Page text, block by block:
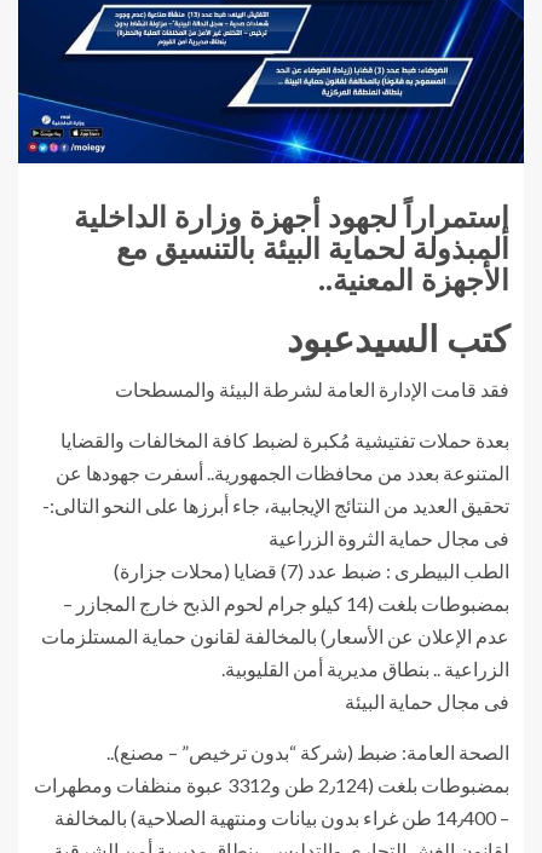
إستمراراً لجهود أجهزة وزارة الداخلية
المبذولة لحماية البيئة بالتنسيق مع
الأجهزة المعنية..
كتب السيدعبود
فقد قامت الإدارة العامة لشرطة البيئة والمسطحات
بعدة حملات تفتيشية مُكبرة لضبط كافة المخالفات والقضايا
المتنوعة بعدد من محافظات الجمهورية.. أسفرت جهودها عن
تحقيق العديد من النتائج الإيجابية، جاء أبرزها على النحو التالى:-
فى مجال حماية الثروة الزراعية
الطب البيطرى : ضبط عدد (7) قضايا (محلات جزارة)
بمضبوطات بلغت (14 كيلو جرام لحوم الذبح خارج المجازر –
عدم الإعلان عن الأسعار) بالمخالفة لقانون حماية المستلزمات
الزراعية .. بنطاق مديرية أمن القليوبية.
فى مجال حماية البيئة
الصحة العامة: ضبط (شركة “بدون ترخيص” – مصنع)..
بمضبوطات بلغت (2٫124 طن و3312 عبوة منظفات ومطهرات
– 14٫400 طن غراء بدون بيانات ومنتهية الصلاحية) بالمخالفة